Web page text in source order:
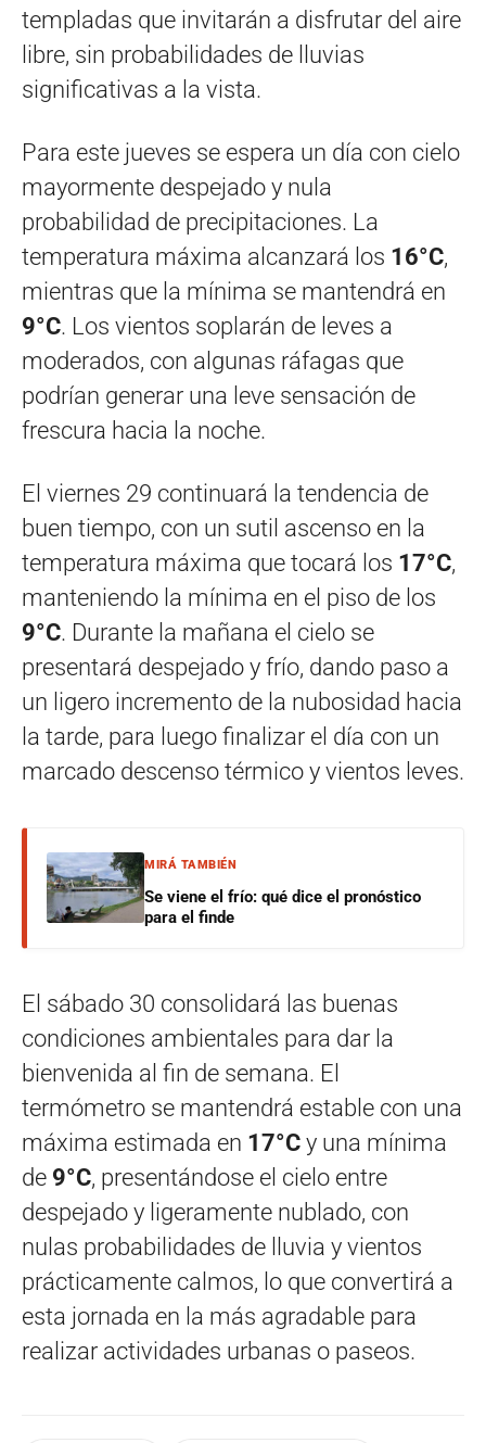
templadas que invitarán a disfrutar del aire
libre, sin probabilidades de lluvias
significativas a la vista.
Para este jueves se espera un día con cielo
mayormente despejado y nula
probabilidad de precipitaciones. La
temperatura máxima alcanzará los 16°C,
mientras que la mínima se mantendrá en
9°C. Los vientos soplarán de leves a
moderados, con algunas ráfagas que
podrían generar una leve sensación de
frescura hacia la noche.
El viernes 29 continuará la tendencia de
buen tiempo, con un sutil ascenso en la
temperatura máxima que tocará los 17°C,
manteniendo la mínima en el piso de los
9°C. Durante la mañana el cielo se
presentará despejado y frío, dando paso a
un ligero incremento de la nubosidad hacia
la tarde, para luego finalizar el día con un
marcado descenso térmico y vientos leves.
MIRÁ TAMBIÉN
Se viene el frío: qué dice el pronóstico
para el finde
El sábado 30 consolidará las buenas
condiciones ambientales para dar la
bienvenida al fin de semana. El
termómetro se mantendrá estable con una
máxima estimada en 17°C y una mínima
de 9°C, presentándose el cielo entre
despejado y ligeramente nublado, con
nulas probabilidades de lluvia y vientos
prácticamente calmos, lo que convertirá a
esta jornada en la más agradable para
realizar actividades urbanas o paseos.